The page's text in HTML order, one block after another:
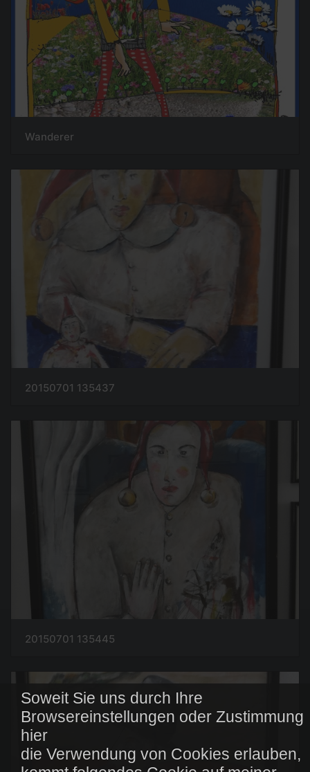
Soweit Sie uns durch Ihre
Browsereinstellungen oder Zustimmung
hier
die Verwendung von Cookies erlauben,
Wanderer
20150701 135437
20150701 135445